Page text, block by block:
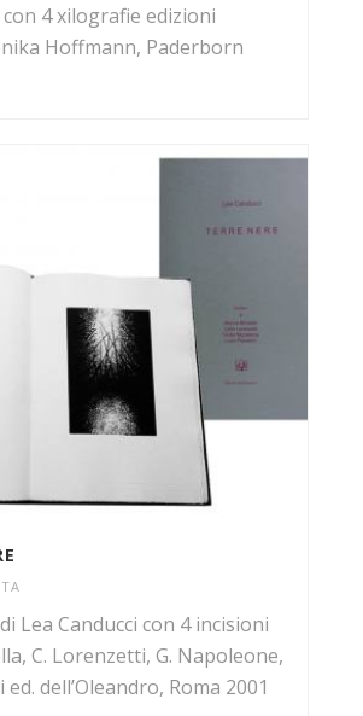
4 xilografie edizioni
Hoffmann, Paderborn
Lea Canducci con 4 incisioni
C. Lorenzetti, G. Napoleone,
ed. dell’Oleandro, Roma 2001